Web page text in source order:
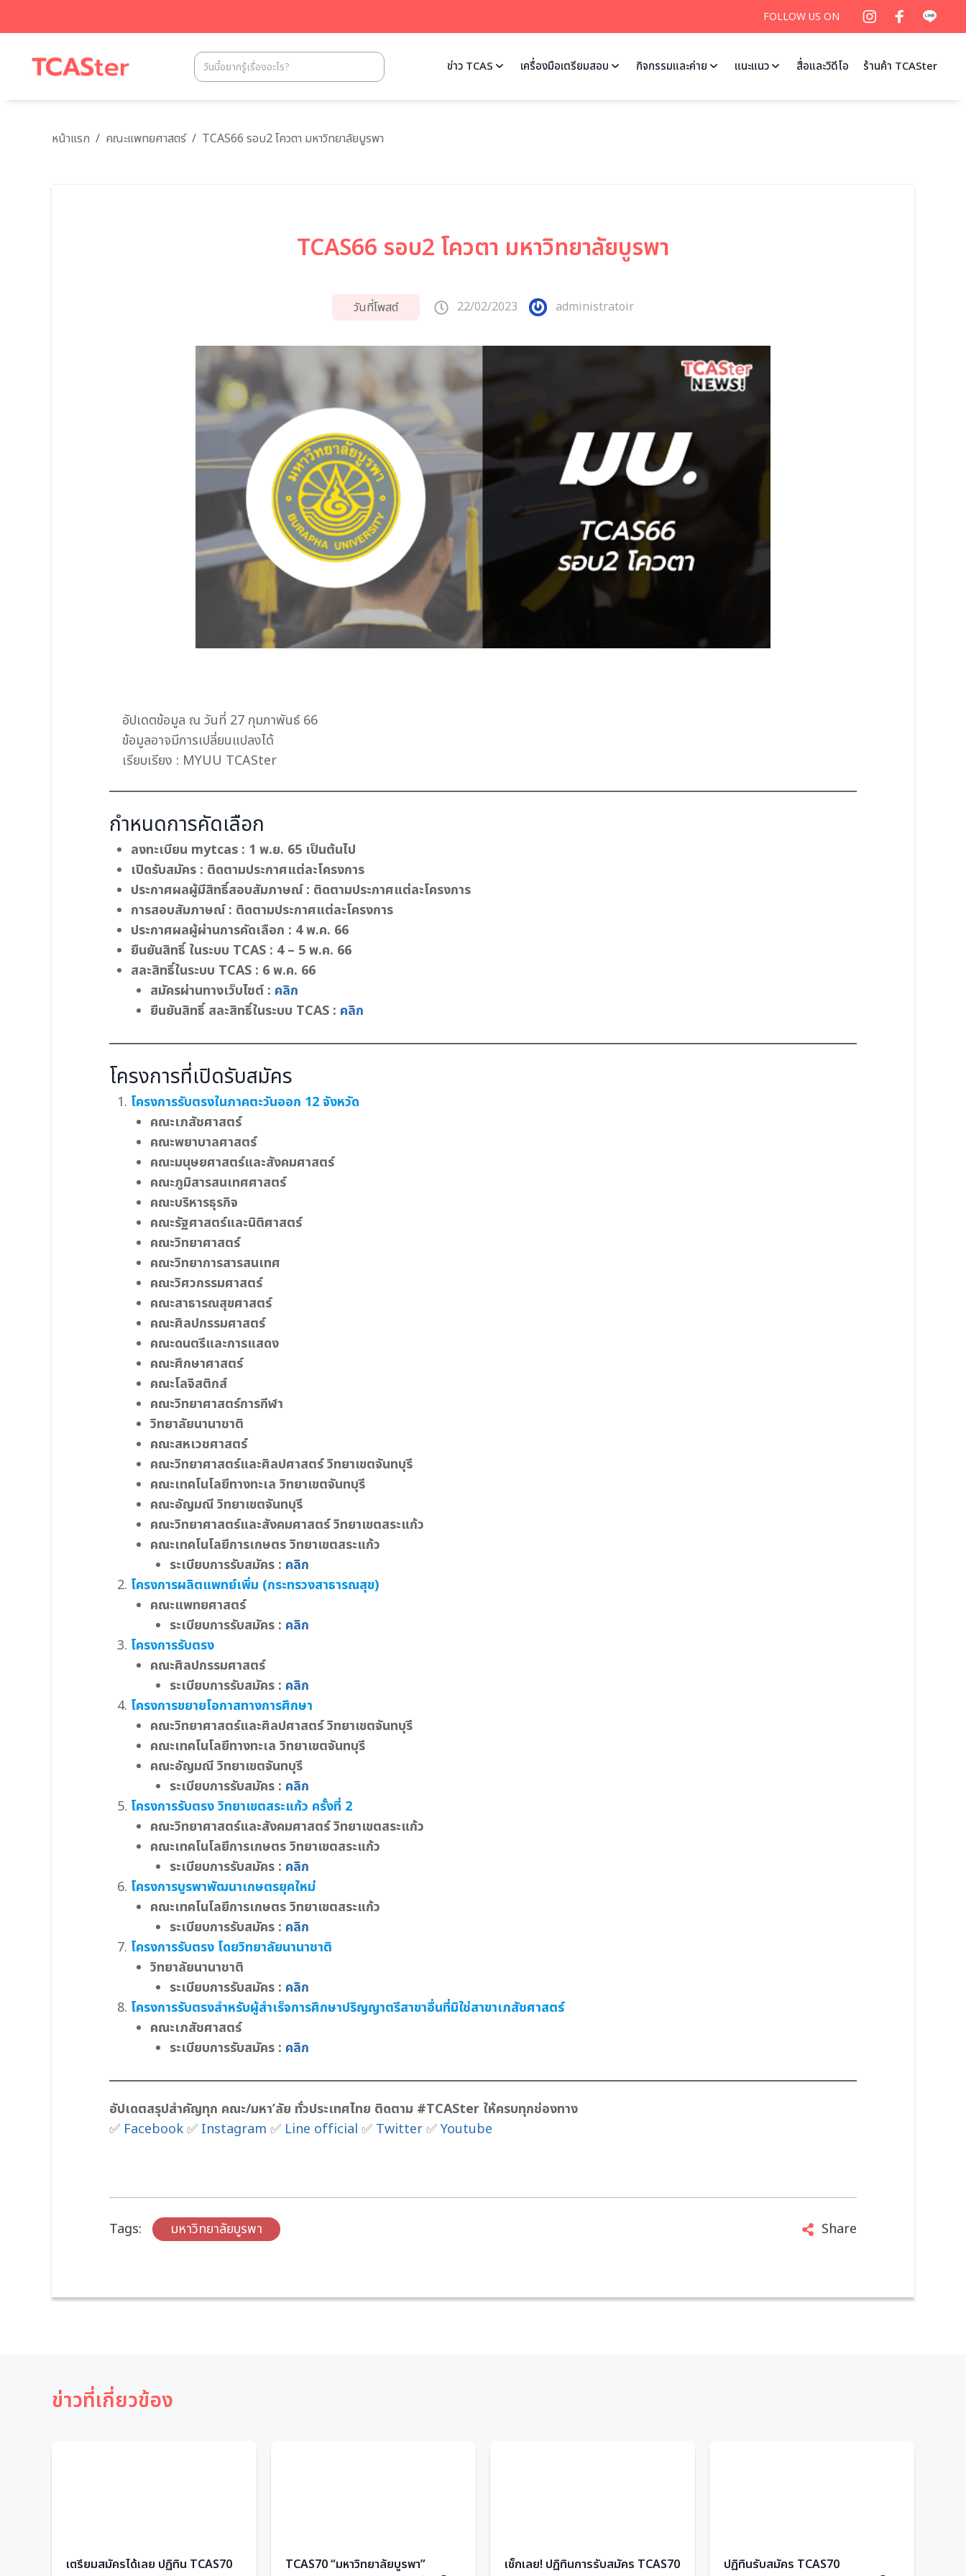
FOLLOW US ON
ข่าว TCAS เครื่องมือเตรียมสอบ กิจกรรมและค่าย แนะแนว สื่อและวิดีโอ ร้านค้า TCASter
หน้าแรก / คณะแพทยศาสตร์ / TCAS66 รอบ2 โควตา มหาวิทยาลัยบูรพา
TCAS66 รอบ2 โควตา มหาวิทยาลัยบูรพา
วันที่โพสต์ 22/02/2023 administratoir
อัปเดตข้อมูล ณ วันที่ 27 กุมภาพันธ์ 66
ข้อมูลอาจมีการเปลี่ยนแปลงได้
เรียบเรียง : MYUU TCASter
กำหนดการคัดเลือก
ลงทะเบียน mytcas : 1 พ.ย. 65 เป็นต้นไป
เปิดรับสมัคร : ติดตามประกาศแต่ละโครงการ
ประกาศผลผู้มีสิทธิ์สอบสัมภาษณ์ : ติดตามประกาศแต่ละโครงการ
การสอบสัมภาษณ์ : ติดตามประกาศแต่ละโครงการ
ประกาศผลผู้ผ่านการคัดเลือก : 4 พ.ค. 66
ยืนยันสิทธิ์ ในระบบ TCAS : 4 – 5 พ.ค. 66
สละสิทธิ์ในระบบ TCAS : 6 พ.ค. 66
สมัครผ่านทางเว็บไซต์ : คลิก
ยืนยันสิทธิ์ สละสิทธิ์ในระบบ TCAS : คลิก
โครงการที่เปิดรับสมัคร
โครงการรับตรงในภาคตะวันออก 12 จังหวัด
คณะเภสัชศาสตร์
คณะพยาบาลศาสตร์
คณะมนุษยศาสตร์และสังคมศาสตร์
คณะภูมิสารสนเทศศาสตร์
คณะบริหารธุรกิจ
คณะรัฐศาสตร์และนิติศาสตร์
คณะวิทยาศาสตร์
คณะวิทยาการสารสนเทศ
คณะวิศวกรรมศาสตร์
คณะสาธารณสุขศาสตร์
คณะศิลปกรรมศาสตร์
คณะดนตรีและการแสดง
คณะศึกษาศาสตร์
คณะโลจิสติกส์
คณะวิทยาศาสตร์การกีฬา
วิทยาลัยนานาชาติ
คณะสหเวชศาสตร์
คณะวิทยาศาสตร์และศิลปศาสตร์ วิทยาเขตจันทบุรี
คณะเทคโนโลยีทางทะเล วิทยาเขตจันทบุรี
คณะอัญมณี วิทยาเขตจันทบุรี
คณะวิทยาศาสตร์และสังคมศาสตร์ วิทยาเขตสระแก้ว
คณะเทคโนโลยีการเกษตร วิทยาเขตสระแก้ว
ระเบียบการรับสมัคร : คลิก
โครงการผลิตแพทย์เพิ่ม (กระทรวงสาธารณสุข)
คณะแพทยศาสตร์
ระเบียบการรับสมัคร : คลิก
โครงการรับตรง
คณะศิลปกรรมศาสตร์
ระเบียบการรับสมัคร : คลิก
โครงการขยายโอกาสทางการศึกษา
คณะวิทยาศาสตร์และศิลปศาสตร์ วิทยาเขตจันทบุรี
คณะเทคโนโลยีทางทะเล วิทยาเขตจันทบุรี
คณะอัญมณี วิทยาเขตจันทบุรี
ระเบียบการรับสมัคร : คลิก
โครงการรับตรง วิทยาเขตสระแก้ว ครั้งที่ 2
คณะวิทยาศาสตร์และสังคมศาสตร์ วิทยาเขตสระแก้ว
คณะเทคโนโลยีการเกษตร วิทยาเขตสระแก้ว
ระเบียบการรับสมัคร : คลิก
โครงการบูรพาพัฒนาเกษตรยุคใหม่
คณะเทคโนโลยีการเกษตร วิทยาเขตสระแก้ว
ระเบียบการรับสมัคร : คลิก
โครงการรับตรง โดยวิทยาลัยนานาชาติ
วิทยาลัยนานาชาติ
ระเบียบการรับสมัคร : คลิก
โครงการรับตรงสำหรับผู้สำเร็จการศึกษาปริญญาตรีสาขาอื่นที่มิใช่สาขาเภสัชศาสตร์
คณะเภสัชศาสตร์
ระเบียบการรับสมัคร : คลิก
อัปเดตสรุปสำคัญทุก คณะ/มหา’ลัย ทั่วประเทศไทย ติดตาม #TCASter ให้ครบทุกช่องทาง
✅ Facebook✅ Instagram ✅ Line official ✅ Twitter✅Youtube
Tags: มหาวิทยาลัยบูรพา Share
ข่าวที่เกี่ยวข้อง
เตรียมสมัครได้เลย ปฏิทิน TCAS70
TCAS70 “มหาวิทยาลัยบูรพา”
เช็กเลย! ปฏิทินการรับสมัคร TCAS70
ปฏิทินรับสมัคร TCAS70